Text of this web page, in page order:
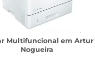
Multifuncional em Artur
Nogueira